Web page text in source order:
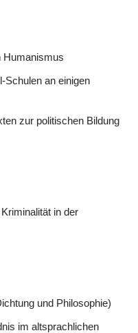
Humanismus
Schulen an einigen
zur politischen Bildung
in der
und Philosophie)
im altsprachlichen